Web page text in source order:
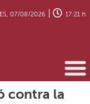
07/08/2026 17:21 h
contra la